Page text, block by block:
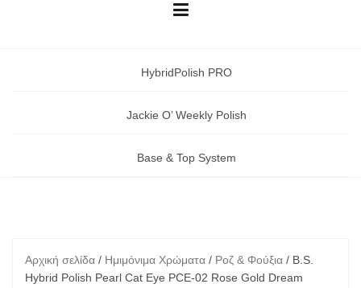
HybridPolish PRO
Jackie O’ Weekly Polish
Base & Top System
Αρχική σελίδα / Ημιμόνιμα Χρώματα / Ροζ & Φούξια / B.S.
Hybrid Polish Pearl Cat Eye PCE-02 Rose Gold Dream